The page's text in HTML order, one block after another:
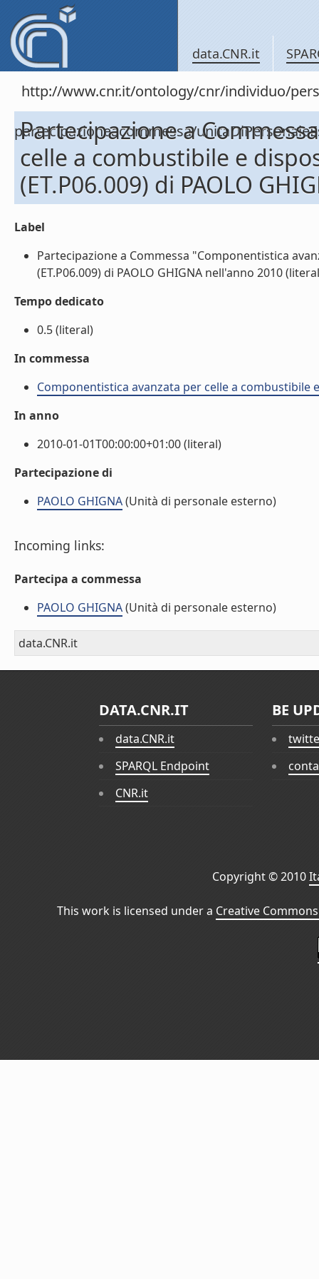
data.CNR.it
http://www.cnr.it/ontology/cnr/individuo/
partecipazioneacommessa/
Partecipazione a
celle a combustibile e
(ET.P06.009) di PAOLO
Label
Partecipazione a Commessa "Componentistica
(ET.P06.009) di PAOLO GHIGNA nell'anno 2010
Tempo dedicato
0.5 (literal)
In commessa
Componentistica avanzata per celle a combustibile
In anno
2010-01-01T00:00:00+01:00 (literal)
Partecipazione di
PAOLO GHIGNA(Unità di personale esterno)
Incoming links:
Partecipa a commessa
PAOLO GHIGNA(Unità di personale esterno)
data.CNR.it
DATA.CNR.IT
data.CNR.it
SPARQL Endpoint
CNR.it
BE
Copyright © 2010
This work is licensed under a Creative